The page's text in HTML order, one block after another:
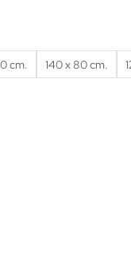
cm. 140 x 80 cm.